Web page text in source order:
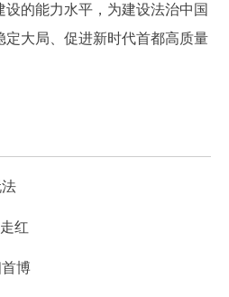
的能力水平，为建设法治中国
大局、促进新时代首都高质量
红
博